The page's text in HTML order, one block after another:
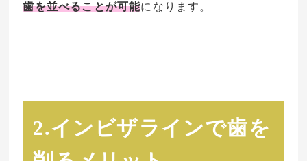
歯を並べることが可能になります。
2.インビザラインで歯を